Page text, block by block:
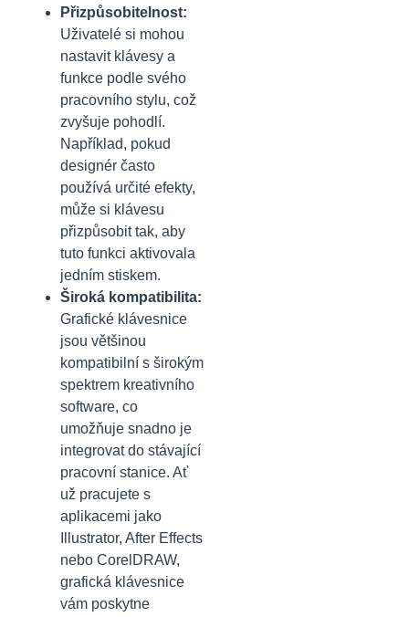
Přizpůsobitelnost:
Uživatelé si mohou
nastavit klávesy a
funkce podle svého
pracovního stylu, což
zvyšuje pohodlí.
Například, pokud
designér často
používá určité efekty,
může si klávesu
přizpůsobit tak, aby
tuto funkci aktivovala
jedním stiskem.
Široká kompatibilita:
Grafické klávesnice
jsou většinou
kompatibilní s širokým
spektrem kreativního
software, co
umožňuje snadno je
integrovat do stávající
pracovní stanice. Ať
už pracujete s
aplikacemi jako
Illustrator, After Effects
nebo CorelDRAW,
grafická klávesnice
vám poskytne